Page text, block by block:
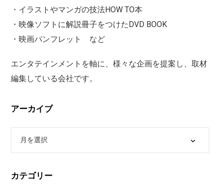
・イラストやマンガの技法HOW TO本
・映像ソフトに解説冊子をつけたDVD BOOK
・映画パンフレット など
エンタテインメントを軸に、様々な企画を提案し、取材
編集している会社です。
アーカイブ
カテゴリー